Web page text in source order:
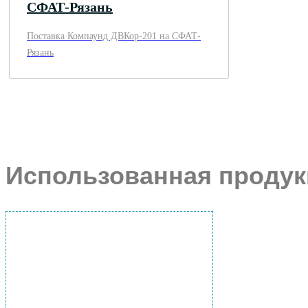
СФАТ-Рязань
Поставка Компаунд ДВКор-201 на СФАТ-
Рязань
Использованная